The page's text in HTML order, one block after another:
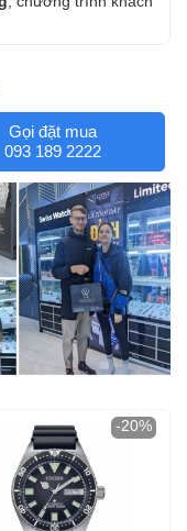
Gọi đặt mua
093 189 2222
-20%